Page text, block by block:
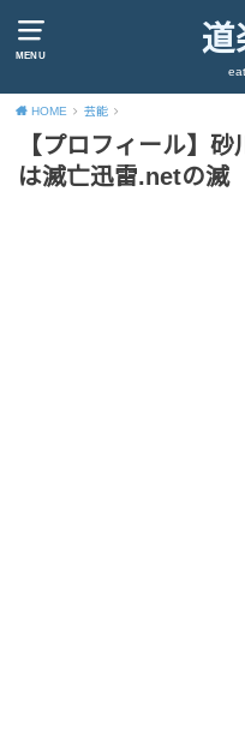
MENU 道
HOME 芸能
【プロフィール】
は滅亡迅雷.netの滅